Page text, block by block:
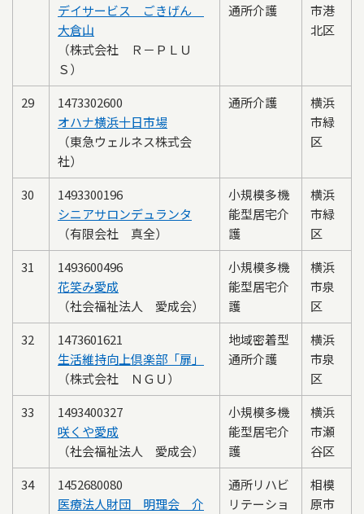
デイサービス ごきげん
大倉山
（株式会社 Ｒ－ＰＬＵ
Ｓ）
通所介護
市港
北区
29
1473302600
オハナ横浜十日市場
（東急ウェルネス株式会
社）
通所介護
横浜
市緑
区
30
1493300196
シニアサロンデュランタ
（有限会社 真全）
小規模多機
能型居宅介
護
横浜
市緑
区
31
1493600496
花笑み愛成
（社会福祉法人 愛成会）
小規模多機
能型居宅介
護
横浜
市泉
区
32
1473601621
生活維持向上倶楽部「扉」
（株式会社 ＮＧＵ）
地域密着型
通所介護
横浜
市泉
区
33
1493400327
咲くや愛成
（社会福祉法人 愛成会）
小規模多機
能型居宅介
護
横浜
市瀬
谷区
34
1452680080
医療法人財団 明理会 介
通所リハビ
リテーショ
相模
原市